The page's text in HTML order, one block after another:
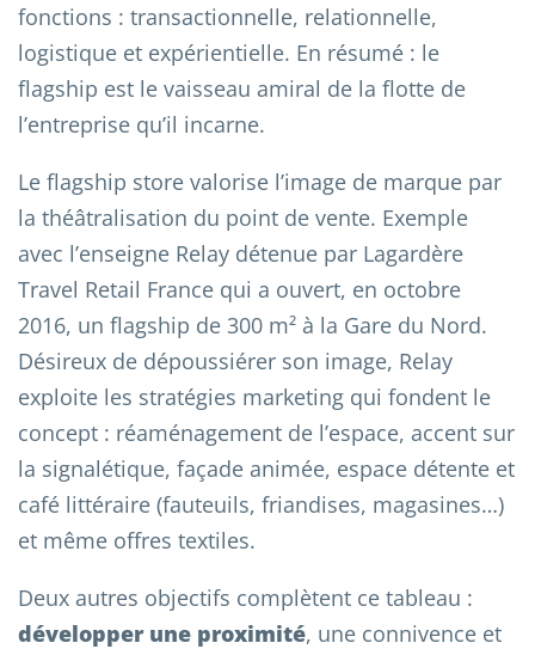
fonctions : transactionnelle, relationnelle,
logistique et expérientielle. En résumé : le
flagship est le vaisseau amiral de la flotte de
l’entreprise qu’il incarne.
Le flagship store valorise l’image de marque par
la théâtralisation du point de vente. Exemple
avec l’enseigne Relay détenue par Lagardère
Travel Retail France qui a ouvert, en octobre
2016, un flagship de 300 m² à la Gare du Nord.
Désireux de dépoussiérer son image, Relay
exploite les stratégies marketing qui fondent le
concept : réaménagement de l’espace, accent sur
la signalétique, façade animée, espace détente et
café littéraire (fauteuils, friandises, magasines…)
et même offres textiles.
Deux autres objectifs complètent ce tableau :
développer une proximité, une connivence et